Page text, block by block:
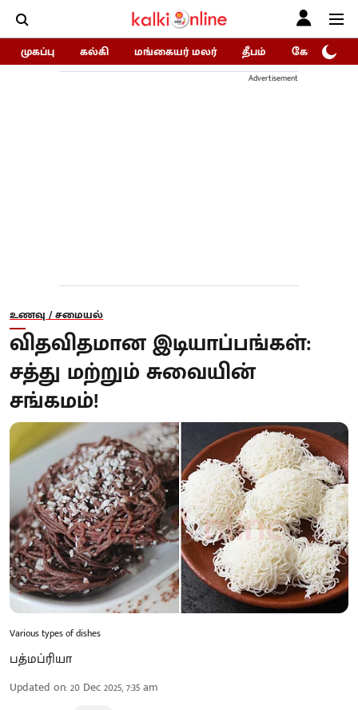
முகப்பு கல்கி மங்கையர் மலர் தீபம் கோகுலம்/
Advertisement
உணவு / சமையல்
விதவிதமான இடியாப்பங்கள்:
சத்து மற்றும் சுவையின்
சங்கமம்!
Various types of dishes
பத்மப்ரியா
Updated on:20 Dec 2025, 7:35 am